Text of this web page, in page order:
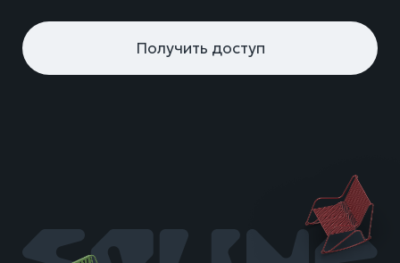
Разработка — Forma
Метрика»